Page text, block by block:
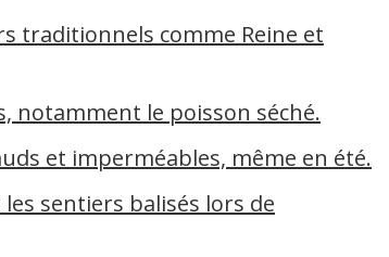
traditionnels comme Reine et
notamment le poisson séché.
et imperméables, même en été.
sentiers balisés lors de